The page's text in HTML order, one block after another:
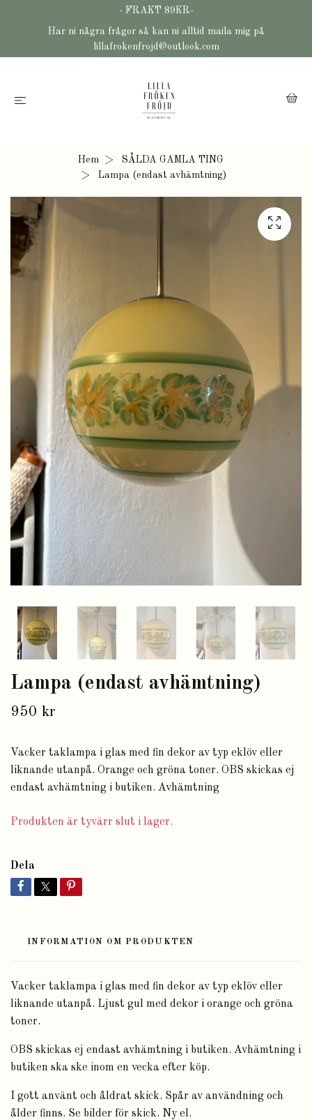
- FRAKT 89KR-
Har ni några frågor så kan ni alltid maila mig på
lillafrokenfrojd@outlook.com
Hem
SÅLDA GAMLA TING
Lampa (endast avhämtning)
Lampa (endast avhämtning)
950 kr
Vacker taklampa i glas med fin dekor av typ eklöv eller
liknande utanpå. Orange och gröna toner. OBS skickas ej
endast avhämtning i butiken. Avhämtning
Produkten är tyvärr slut i lager.
Dela
INFORMATION OM PRODUKTEN
Vacker taklampa i glas med fin dekor av typ eklöv eller
liknande utanpå. Ljust gul med dekor i orange och gröna
toner.
OBS skickas ej endast avhämtning i butiken. Avhämtning i
butiken ska ske inom en vecka efter köp.
I gott använt och åldrat skick. Spår av användning och
ålder finns. Se bilder för skick. Ny el.